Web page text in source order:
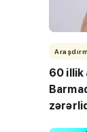
60 illik